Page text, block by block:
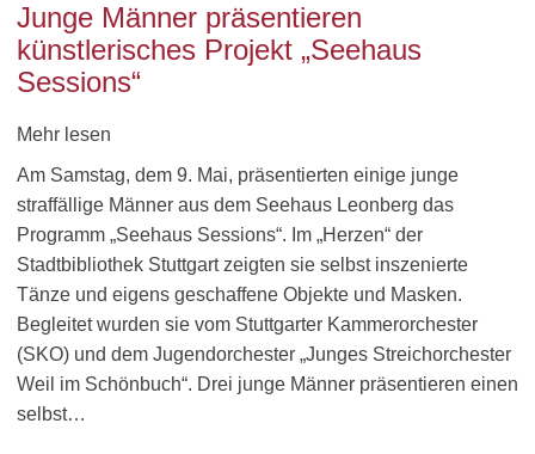
Junge Männer präsentieren
künstlerisches Projekt „Seehaus
Sessions“
Mehr lesen
Am Samstag, dem 9. Mai, präsentierten einige junge
straffällige Männer aus dem Seehaus Leonberg das
Programm „Seehaus Sessions“. Im „Herzen“ der
Stadtbibliothek Stuttgart zeigten sie selbst inszenierte
Tänze und eigens geschaffene Objekte und Masken.
Begleitet wurden sie vom Stuttgarter Kammerorchester
(SKO) und dem Jugendorchester „Junges Streichorchester
Weil im Schönbuch“. Drei junge Männer präsentieren einen
selbst…